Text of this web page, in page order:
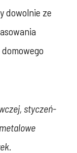
dowolnie ze
styczeń-